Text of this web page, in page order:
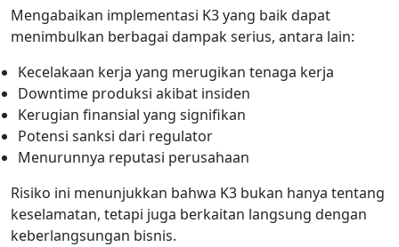
Mengabaikan implementasi K3 yang baik dapat
menimbulkan berbagai dampak serius, antara lain:
Kecelakaan kerja yang merugikan tenaga kerja
Downtime produksi akibat insiden
Kerugian finansial yang signifikan
Potensi sanksi dari regulator
Menurunnya reputasi perusahaan
Risiko ini menunjukkan bahwa K3 bukan hanya tentang
keselamatan, tetapi juga berkaitan langsung dengan
keberlangsungan bisnis.